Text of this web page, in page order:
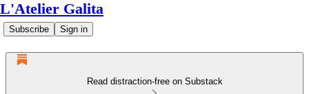
L'Atelier Galita
Subscribe Sign in
Read distraction-free on Substack